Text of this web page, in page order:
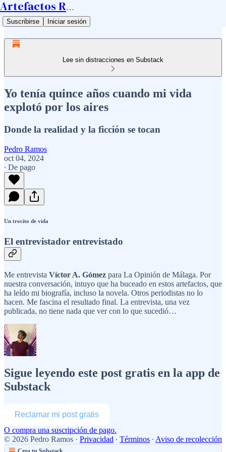
Artefactos Ramos
Suscribirse Iniciar sesión
Lee sin distracciones en Substack
Yo tenía quince años cuando mi vida
explotó por los aires
Donde la realidad y la ficción se tocan
Pedro Ramos
oct 04, 2024
∙ De pago
Un trocito de vida
El entrevistador entrevistado
Me entrevista Víctor A. Gómez para La Opinión de Málaga. Por
nuestra conversación, intuyo que ha buceado en estos artefactos, que
ha leído mi biografía, incluso la novela. Otros periodistas no lo
hacen. Me fascina el resultado final. La entrevista, una vez
publicada, no tiene nada que ver con lo que sucedió…
Sigue leyendo este post gratis en la app de
Substack
Reclamar mi post gratis
O compra una suscripción de pago.
© 2026 Pedro Ramos · Privacidad ∙ Términos ∙ Aviso de recolección